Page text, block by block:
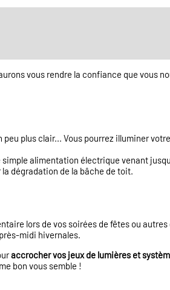
vous rendre la confiance que vous
peu plus clair... Vous pourrez illuminer
alimentation électrique venant
dégradation de la bâche de toit.
lors de vos soirées de fêtes ou autres
midi hivernales.
accrocher vos jeux de lumières et
bon vous semble !